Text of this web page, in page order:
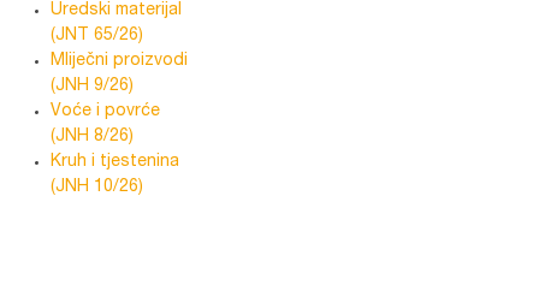
Uredski materijal
(JNT 65/26)
Mliječni proizvodi
(JNH 9/26)
Voće i povrće
(JNH 8/26)
Kruh i tjestenina
(JNH 10/26)